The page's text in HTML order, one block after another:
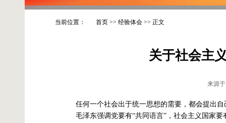
当前位置： 首页>> 经验体会>> 正文
关于社会主
来源
任何一个社会出于统一思想的需要，都会提出自
毛泽东强调党要有“共同语言”，社会主义国家要